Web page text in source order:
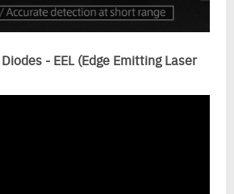
- EEL (Edge Emitting Laser